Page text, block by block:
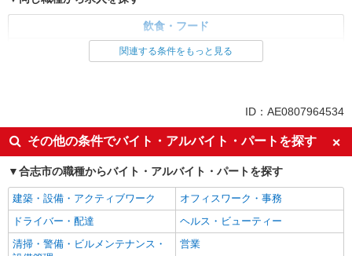
飲食・フード
レストラン・専門料理店
ボーナス・賞与あり
日払い
車通勤OK
交通費支給
社会保険あり
社員登用あり
関連する条件をもっと見る
ID：AE0807964534
その他の条件でバイト・アルバイト・パートを探す
合志市の職種からバイト・アルバイト・パートを探す
建築・設備・アクティブワーク
オフィスワーク・事務
ドライバー・配達
ヘルス・ビューティー
清掃・警備・ビルメンテナンス・
営業